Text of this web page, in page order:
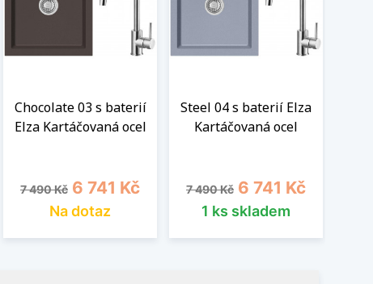
Chocolate 03 s baterií
Elza Kartáčovaná ocel
Běžná cena
7 490 Kč Cena
6 741 Kč
Na dotaz
Steel 04 s baterií Elza
Kartáčovaná ocel
Běžná cena
7 490 Kč Cena
6 741 Kč
1 ks skladem